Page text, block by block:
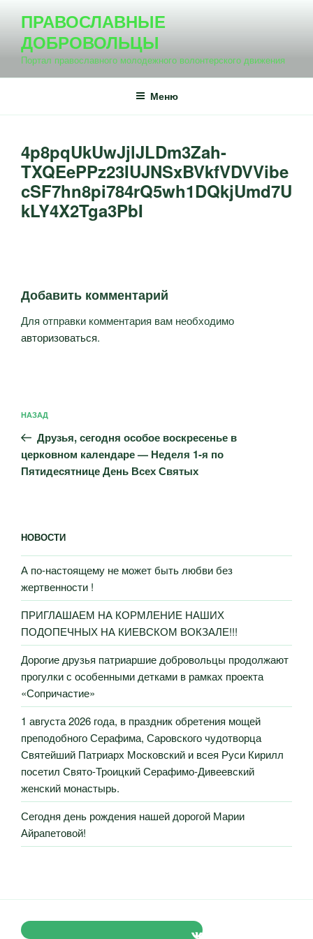
содержимому
ПРАВОСЛАВНЫЕ
ДОБРОВОЛЬЦЫ
Портал православного молодежного волонтерского движения
Меню
4p8pqUkUwJjlJLDm3Zah-
TXQEePPz23IUJNSxBVkfVDVVibe
cSF7hn8pi784rQ5wh1DQkjUmd7U
kLY4X2Tga3PbI
Добавить комментарий
Для отправки комментария вам необходимо
авторизоваться.
по
записям
Предыдущая
запись:
НАЗАД
Друзья, сегодня особое воскресенье в
церковном календаре — Неделя 1-я по
Пятидесятнице День Всех Святых
НОВОСТИ
А по-настоящему не может быть любви без
жертвенности !
ПРИГЛАШАЕМ НА КОРМЛЕНИЕ НАШИХ
ПОДОПЕЧНЫХ НА КИЕВСКОМ ВОКЗАЛЕ!!!
Дорогие друзья патриаршие добровольцы продолжают
прогулки с особенными детками в рамках проекта
«Сопричастие»
1 августа 2026 года, в праздник обретения мощей
преподобного Серафима, Саровского чудотворца
Святейший Патриарх Московский и всея Руси Кирилл
посетил Свято-Троицкий Серафимо-Дивеевский
женский монастырь.
Сегодня день рождения нашей дорогой Марии
Айрапетовой!
VK Православные Добровольцы